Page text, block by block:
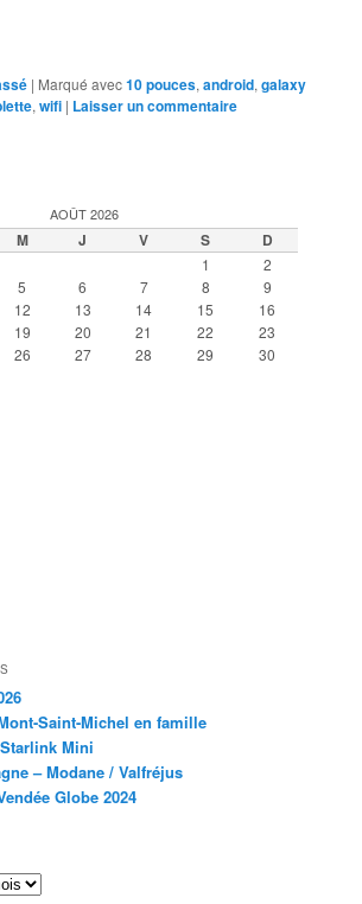
| Marqué avec10 pouces,android,galaxy
,wifi | Laisser un commentaire
AOÛT 2026
M J V S D
1
2
5 6 7 8
9
12 13 14 15
16
19 20 21 22
23
26 27 28 29
30
Saint-Michel en famille
Mini
– Modane / Valfréjus
Globe 2024